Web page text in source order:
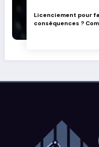
Licenciement pour
conséquences ?